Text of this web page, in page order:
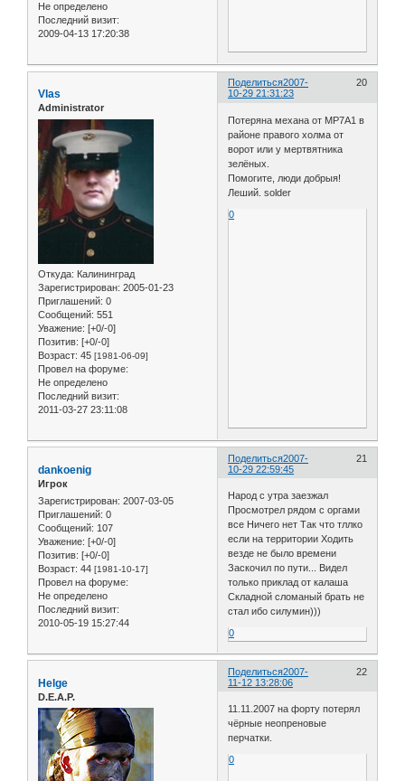
Не определено
Последний визит:
2009-04-13 17:20:38
Поделиться 20
2007-
10-29 21:31:23
Vlas
Administrator
Откуда: Калининград
Зарегистрирован: 2005-01-23
Приглашений: 0
Сообщений: 551
Уважение: [+0/-0]
Позитив: [+0/-0]
Возраст: 45 [1981-06-09]
Провел на форуме:
Не определено
Последний визит:
2011-03-27 23:11:08
Потеряна механа от MP7A1 в
районе правого холма от
ворот или у мертвятника
зелёных.
Помогите, люди добрыя!
Леший. solder
0
Поделиться 21
2007-
10-29 22:59:45
dankoenig
Игрок
Зарегистрирован: 2007-03-05
Приглашений: 0
Сообщений: 107
Уважение: [+0/-0]
Позитив: [+0/-0]
Возраст: 44 [1981-10-17]
Провел на форуме:
Не определено
Последний визит:
2010-05-19 15:27:44
Народ с утра заезжал
Просмотрел рядом с оргами
все Ничего нет Так что тллко
если на территории Ходить
везде не было времени
Заскочил по пути... Видел
только приклад от калаша
Складной сломаный брать не
стал ибо силумин)))
0
Поделиться 22
2007-
11-12 13:28:06
Helge
D.E.A.P.
11.11.2007 на форту потерял
чёрные неопреновые
перчатки.
0